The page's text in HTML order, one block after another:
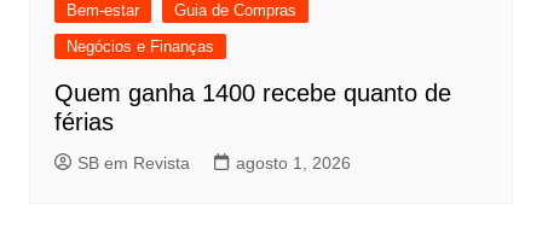
Bem-estar
Guia de Compras
Negócios e Finanças
Quem ganha 1400 recebe quanto de
férias
SB em Revista agosto 1, 2026